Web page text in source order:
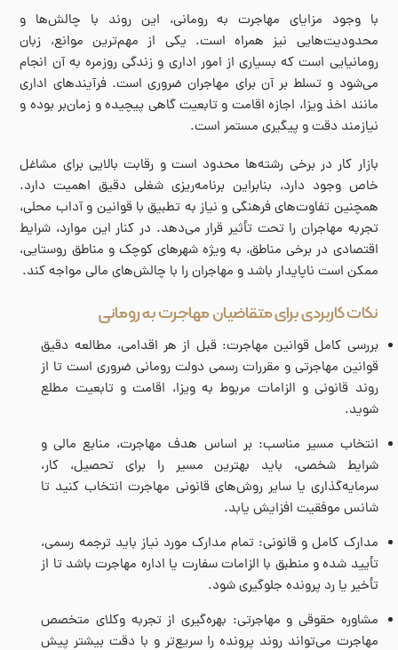
با وجود مزایای مهاجرت به رومانی، این روند با چالش‌ها و
محدودیت‌هایی نیز همراه است. یکی از مهم‌ترین موانع، زبان
رومانیایی است که بسیاری از امور اداری و زندگی روزمره به آن انجام
می‌شود و تسلط بر آن برای مهاجران ضروری است. فرآیندهای اداری
مانند اخذ ویزا، اجازه اقامت و تابعیت گاهی پیچیده و زمان‌بر بوده و
نیازمند دقت و پیگیری مستمر است.
بازار کار در برخی رشته‌ها محدود است و رقابت بالایی برای مشاغل
خاص وجود دارد، بنابراین برنامه‌ریزی شغلی دقیق اهمیت دارد.
همچنین تفاوت‌های فرهنگی و نیاز به تطبیق با قوانین و آداب محلی،
تجربه مهاجران را تحت تأثیر قرار می‌دهد. در کنار این موارد، شرایط
اقتصادی در برخی مناطق، به ویژه شهرهای کوچک و مناطق روستایی،
ممکن است ناپایدار باشد و مهاجران را با چالش‌های مالی مواجه کند.
نکات کاربردی برای متقاضیان مهاجرت به رومانی
بررسی کامل قوانین مهاجرت: قبل از هر اقدامی، مطالعه دقیق
قوانین مهاجرتی و مقررات رسمی دولت رومانی ضروری است تا از
روند قانونی و الزامات مربوط به ویزا، اقامت و تابعیت مطلع
شوید.
انتخاب مسیر مناسب: بر اساس هدف مهاجرت، منابع مالی و
شرایط شخصی، باید بهترین مسیر را برای تحصیل، کار،
سرمایه‌گذاری یا سایر روش‌های قانونی مهاجرت انتخاب کنید تا
شانس موفقیت افزایش یابد.
مدارک کامل و قانونی: تمام مدارک مورد نیاز باید ترجمه رسمی،
تأیید شده و منطبق با الزامات سفارت یا اداره مهاجرت باشد تا از
تأخیر یا رد پرونده جلوگیری شود.
مشاوره حقوقی و مهاجرتی: بهره‌گیری از تجربه وکلای متخصص
مهاجرت می‌تواند روند پرونده را سریع‌تر و با دقت بیشتر پیش